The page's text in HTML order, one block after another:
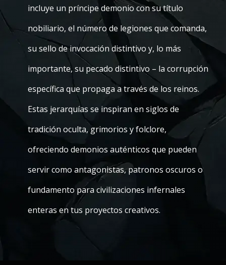
incluye un príncipe demonio con su título
nobiliario, el número de legiones que comanda,
su sello de invocación distintivo y, lo más
importante, su pecado distintivo – la corrupción
específica que propaga a través de los reinos.
Estas jerarquías se inspiran en siglos de
tradición oculta, grimorios y folclore,
ofreciendo demonios auténticos que pueden
servir como antagonistas, patronos oscuros o
fundamento para civilizaciones infernales
enteras en tus proyectos creativos.